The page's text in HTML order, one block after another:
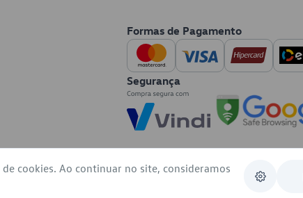
Formas de Pagamento
Segurança
cookies. Ao continuar no site, consideramos